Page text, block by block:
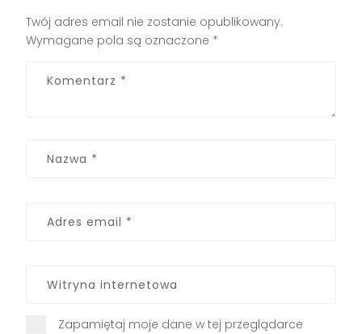
Twój adres email nie zostanie opublikowany.
Wymagane pola są oznaczone *
Zapamiętaj moje dane w tej przeglądarce